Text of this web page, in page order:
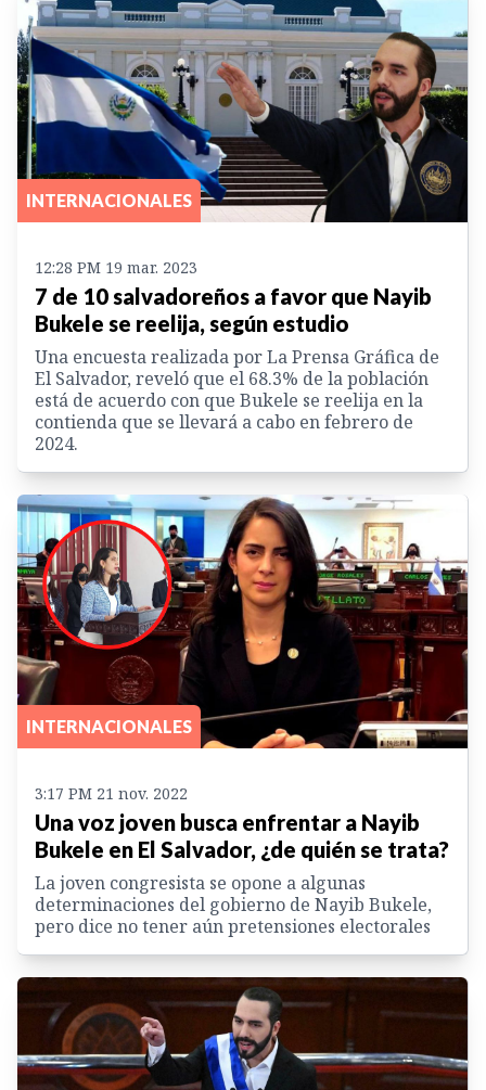
INTERNACIONALES
12:28 PM 19 mar. 2023
7 de 10 salvadoreños a favor que Nayib
Bukele se reelija, según estudio
Una encuesta realizada por La Prensa Gráfica de
El Salvador, reveló que el 68.3% de la población
está de acuerdo con que Bukele se reelija en la
contienda que se llevará a cabo en febrero de
2024.
INTERNACIONALES
3:17 PM 21 nov. 2022
Una voz joven busca enfrentar a Nayib
Bukele en El Salvador, ¿de quién se trata?
La joven congresista se opone a algunas
determinaciones del gobierno de Nayib Bukele,
pero dice no tener aún pretensiones electorales